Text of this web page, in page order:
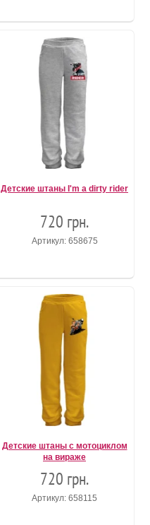
Детские штаны I'm a dirty rider
720 грн.
Артикул: 658675
Детские штаны с мотоциклом
на вираже
720 грн.
Артикул: 658115